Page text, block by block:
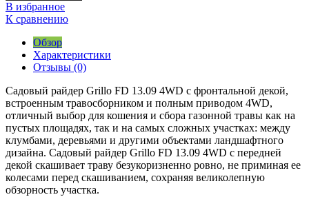
В избранное
К сравнению
Обзор
Характеристики
Отзывы (0)
Садовый райдер Grillo FD 13.09 4WD c фронтальной декой,
встроенным травосборником и полным приводом 4WD,
отличный выбор для кошения и сбора газонной травы как на
пустых площадях, так и на самых сложных участках: между
клумбами, деревьями и другими объектами ландшафтного
дизайна. Садовый райдер Grillo FD 13.09 4WD с передней
декой скашивает траву безукоризненно ровно, не приминая ее
колесами перед скашиванием, сохраняя великолепную
обзорность участка.